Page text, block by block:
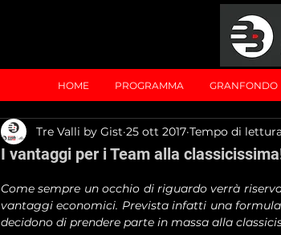
HOME PROGRAMMA GRANFONDO
I vantaggi per i Team alla
Tre Valli by Gist 25 ott 2017 Tempo di
Come sempre un occhio di riguardo verrà
vantaggi economici. Prevista infatti una
decidono di prendere parte in massa alla